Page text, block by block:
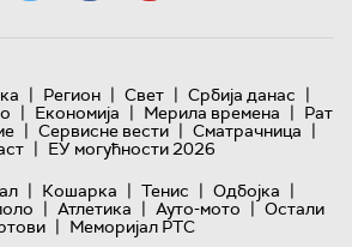
| Регион | Свет | Србија данас |
| Економија | Мерила времена | Рат
| Сервисне вести | Сматрачница |
| ЕУ могућности 2026
| Кошарка | Тенис | Одбојка |
| Атлетика | Ауто-мото | Остали
| Меморијал РТС